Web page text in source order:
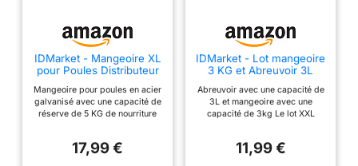
IDMarket - Mangeoire XL
pour Poules Distributeur
Automatique à pédale en
Acier 5 KG
Mangeoire pour poules en acier
galvanisé avec une capacité de
réserve de 5 KG de nourriture
nourrir dès qu'elles ont faim
17,99 €
IDMarket - Lot mangeoire
3 KG et Abreuvoir 3L
Abreuvoir avec une capacité de
3L et mangeoire avec une
capacité de 3kg Le lot XXL
permanence Mangeoire
11,99 €